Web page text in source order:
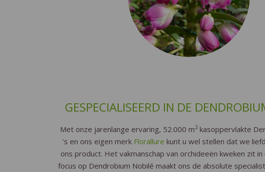
GESPECIALISEERD IN DE
Met onze jarenlange ervaring, 52.000 m2kasoppervlakte
’s en ons eigen merk Florallure kunt u wel stellen dat we
ons product. Het vakmanschap van orchideeën kweken zit in
focus op Dendrobium Nobilé maakt ons de absolute